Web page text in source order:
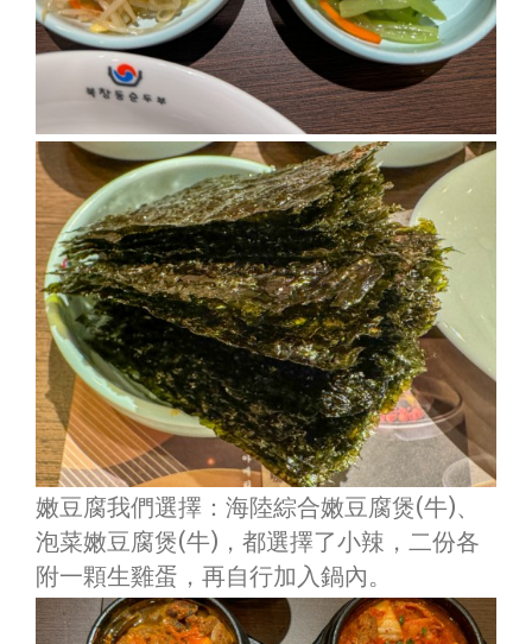
嫩豆腐我們選擇：海陸綜合嫩豆腐煲(牛)、
泡菜嫩豆腐煲(牛)，都選擇了小辣，二份各
附一顆生雞蛋，再自行加入鍋內。